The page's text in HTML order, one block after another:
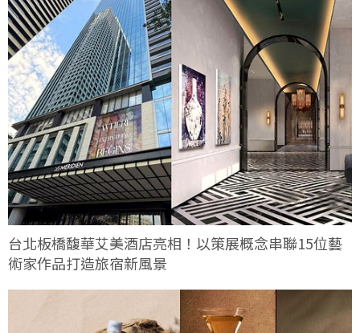
台北板橋馥華艾美酒店亮相！以策展概念串聯15位藝
術家作品打造旅宿新風景